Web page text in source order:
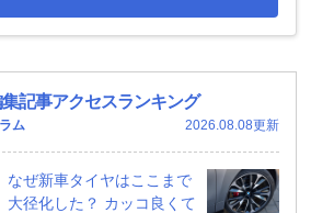
記事アクセスランキング
ム 2026.08.08更新
なぜ新車タイヤはここまで
大径化した？ カッコ良くて